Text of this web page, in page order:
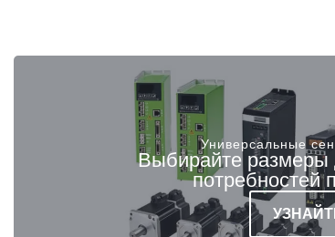
Универсальные
Выбирайте
потребностей